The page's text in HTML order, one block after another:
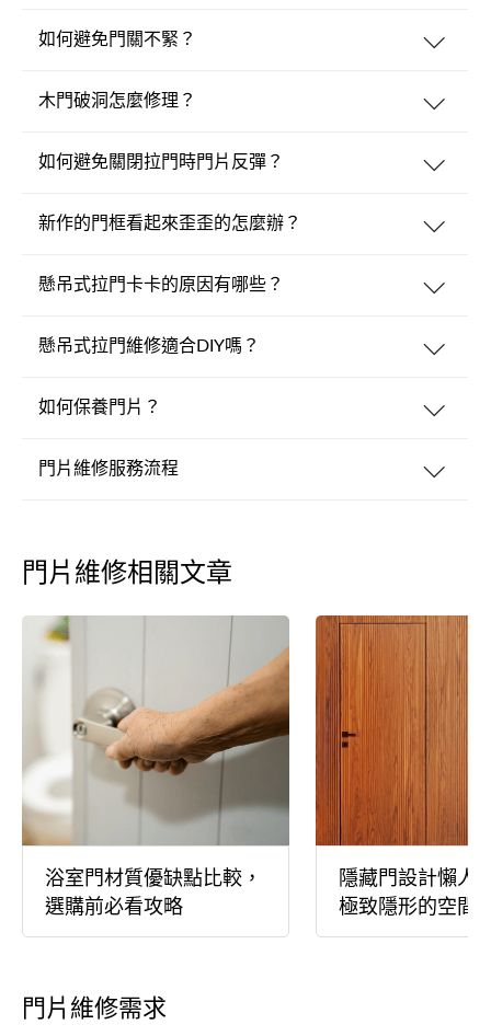
如何避免門關不緊？
木門破洞怎麼修理？
如何避免關閉拉門時門片反彈？
新作的門框看起來歪歪的怎麼辦？
懸吊式拉門卡卡的原因有哪些？
懸吊式拉門維修適合DIY嗎？
如何保養門片？
門片維修服務流程
門片維修相關文章
浴室門材質優缺點比較，
選購前必看攻略
隱藏門設計懶人
極致隱形的空間
門片維修需求